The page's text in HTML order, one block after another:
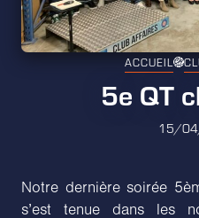
ACCUEIL
5e QT
15/
Notre dernière soirée
s’est tenue dans les